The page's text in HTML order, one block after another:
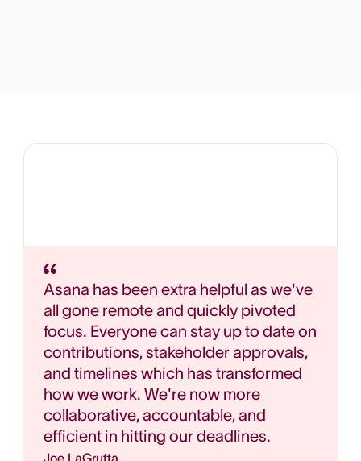
Asana has been extra helpful as we've
all gone remote and quickly pivoted
focus. Everyone can stay up to date on
contributions, stakeholder approvals,
and timelines which has transformed
how we work. We're now more
collaborative, accountable, and
efficient in hitting our deadlines.
Joe LaGrutta